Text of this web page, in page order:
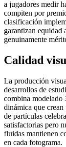
a jugadores medir
compiten por
clasificación
garantizan equidad
genuinamente
Calidad
La producción
desarrollos de
combina modelado
dinámica que
de partículas
satisfactorias pero
fluidas mantienen
en cada fotograma.